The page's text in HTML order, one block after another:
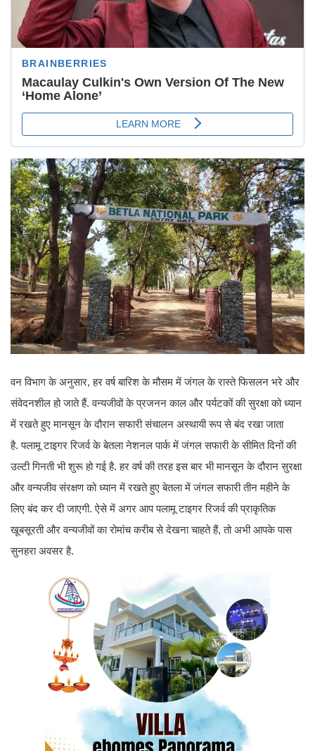
वन विभाग के अनुसार, हर वर्ष बारिश के मौसम में जंगल के रास्ते फिसलन भरे और
संवेदनशील हो जाते हैं. वन्यजीवों के प्रजनन काल और पर्यटकों की सुरक्षा को ध्यान
में रखते हुए मानसून के दौरान सफारी संचालन अस्थायी रूप से बंद रखा जाता
है. पलामू टाइगर रिजर्व के बेतला नेशनल पार्क में जंगल सफारी के सीमित दिनों की
उल्टी गिनती भी शुरू हो गई है. हर वर्ष की तरह इस बार भी मानसून के दौरान सुरक्षा
और वन्यजीव संरक्षण को ध्यान में रखते हुए बेतला में जंगल सफारी तीन महीने के
लिए बंद कर दी जाएगी. ऐसे में अगर आप पलामू टाइगर रिजर्व की प्राकृतिक
खूबसूरती और वन्यजीवों का रोमांच करीब से देखना चाहते हैं, तो अभी आपके पास
सुनहरा अवसर है.